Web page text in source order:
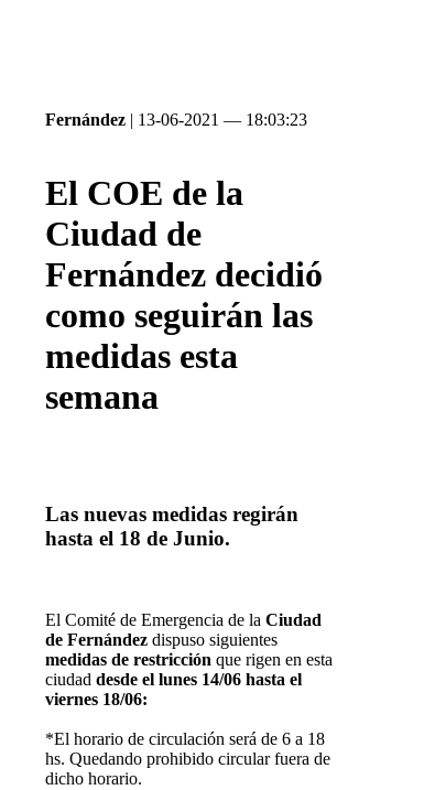
Fernández | 13-06-2021 — 18:03:23
El COE de la
Ciudad de
Fernández decidió
como seguirán las
medidas esta
semana
Las nuevas medidas regirán
hasta el 18 de Junio.
El Comité de Emergencia de laCiudad
de Fernández dispuso siguientes
medidas de restricción que rigen en esta
ciudaddesde el lunes 14/06 hasta el
viernes 18/06:
*El horario de circulación será de 6 a 18
hs. Quedando prohibido circular fuera de
dicho horario.